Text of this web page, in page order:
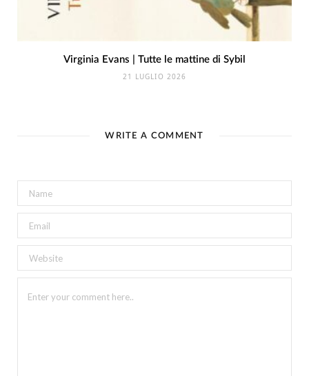
Virginia Evans | Tutte le mattine di Sybil
21 LUGLIO 2026
WRITE A COMMENT